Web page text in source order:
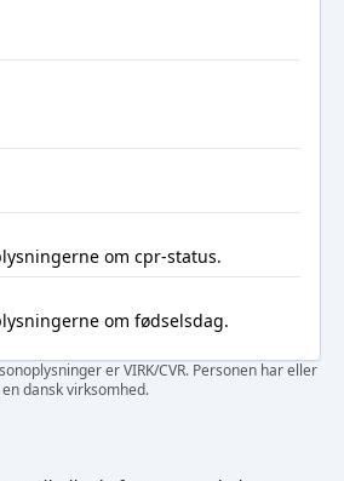
om cpr-status.
om fødselsdag.
er VIRK/CVR. Personen har eller
dansk virksomhed.